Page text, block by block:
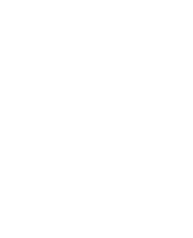
eller ta bort något av